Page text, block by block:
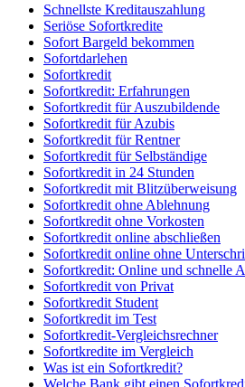
Schnellste Kreditauszahlung
Seriöse Sofortkredite
Sofort Bargeld bekommen
Sofortdarlehen
Sofortkredit
Sofortkredit: Erfahrungen
Sofortkredit für Auszubildende
Sofortkredit für Azubis
Sofortkredit für Rentner
Sofortkredit für Selbständige
Sofortkredit in 24 Stunden
Sofortkredit mit Blitzüberweisung
Sofortkredit ohne Ablehnung
Sofortkredit ohne Vorkosten
Sofortkredit online abschließen
Sofortkredit online ohne
Sofortkredit: Online und schnelle
Sofortkredit von Privat
Sofortkredit Student
Sofortkredit im Test
Sofortkredit-Vergleichsrechner
Sofortkredite im Vergleich
Was ist ein Sofortkredit?
Welche Bank gibt einen